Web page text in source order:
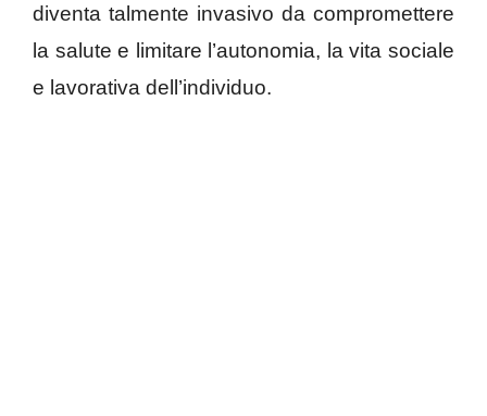
diventa talmente invasivo da compromettere
la salute e limitare l’autonomia, la vita sociale
e lavorativa dell’individuo.